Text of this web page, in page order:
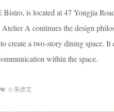
is located at 47 Yongjia
A continues the design
create a two-story dining space.
within the space.
© 朱彦文